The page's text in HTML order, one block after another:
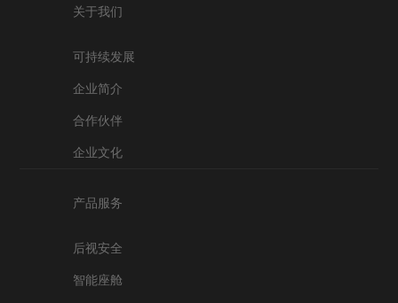
关于我们
可持续发展
企业简介
合作伙伴
企业文化
产品服务
后视安全
智能座舱